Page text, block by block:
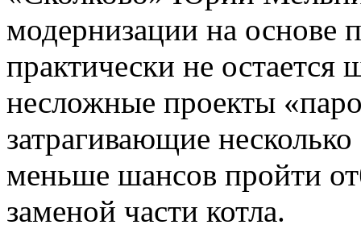
модернизации на основе
практически не остается
несложные проекты
затрагивающие
меньше шансов пройти
заменой части котла.